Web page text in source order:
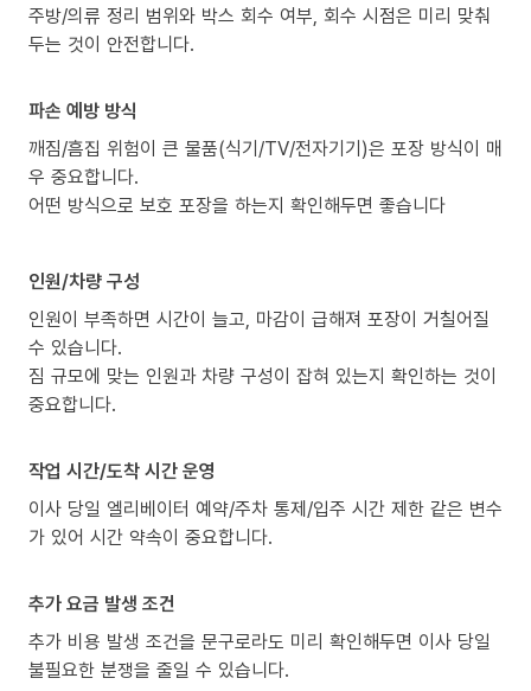
주방/의류 정리 범위와 박스 회수 여부, 회수 시점은 미리 맞춰
두는 것이 안전합니다.
파손 예방 방식
깨짐/흠집 위험이 큰 물품(식기/TV/전자기기)은 포장 방식이 매
우 중요합니다.
어떤 방식으로 보호 포장을 하는지 확인해두면 좋습니다
인원/차량 구성
인원이 부족하면 시간이 늘고, 마감이 급해져 포장이 거칠어질
수 있습니다.
짐 규모에 맞는 인원과 차량 구성이 잡혀 있는지 확인하는 것이
중요합니다.
작업 시간/도착 시간 운영
이사 당일 엘리베이터 예약/주차 통제/입주 시간 제한 같은 변수
가 있어 시간 약속이 중요합니다.
추가 요금 발생 조건
추가 비용 발생 조건을 문구로라도 미리 확인해두면 이사 당일
불필요한 분쟁을 줄일 수 있습니다.